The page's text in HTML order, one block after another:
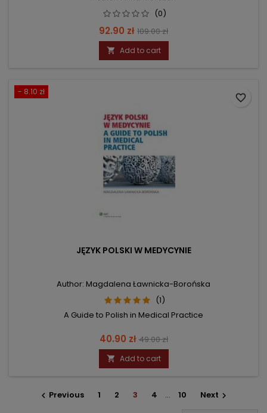
(0)
Price
92.90 zł Regular
price
109.00 zł
 Add to cart
- 8.10 zł
JĘZYK POLSKI W MEDYCYNIE
Author: Magdalena Ławnicka-Borońska
(1)
A Guide to Polish in Medical Practice
Price
40.90 zł Regular
price
49.00 zł
 Add to cart
favorite_border
 Previous 1 2 3 4 … 10 Next 